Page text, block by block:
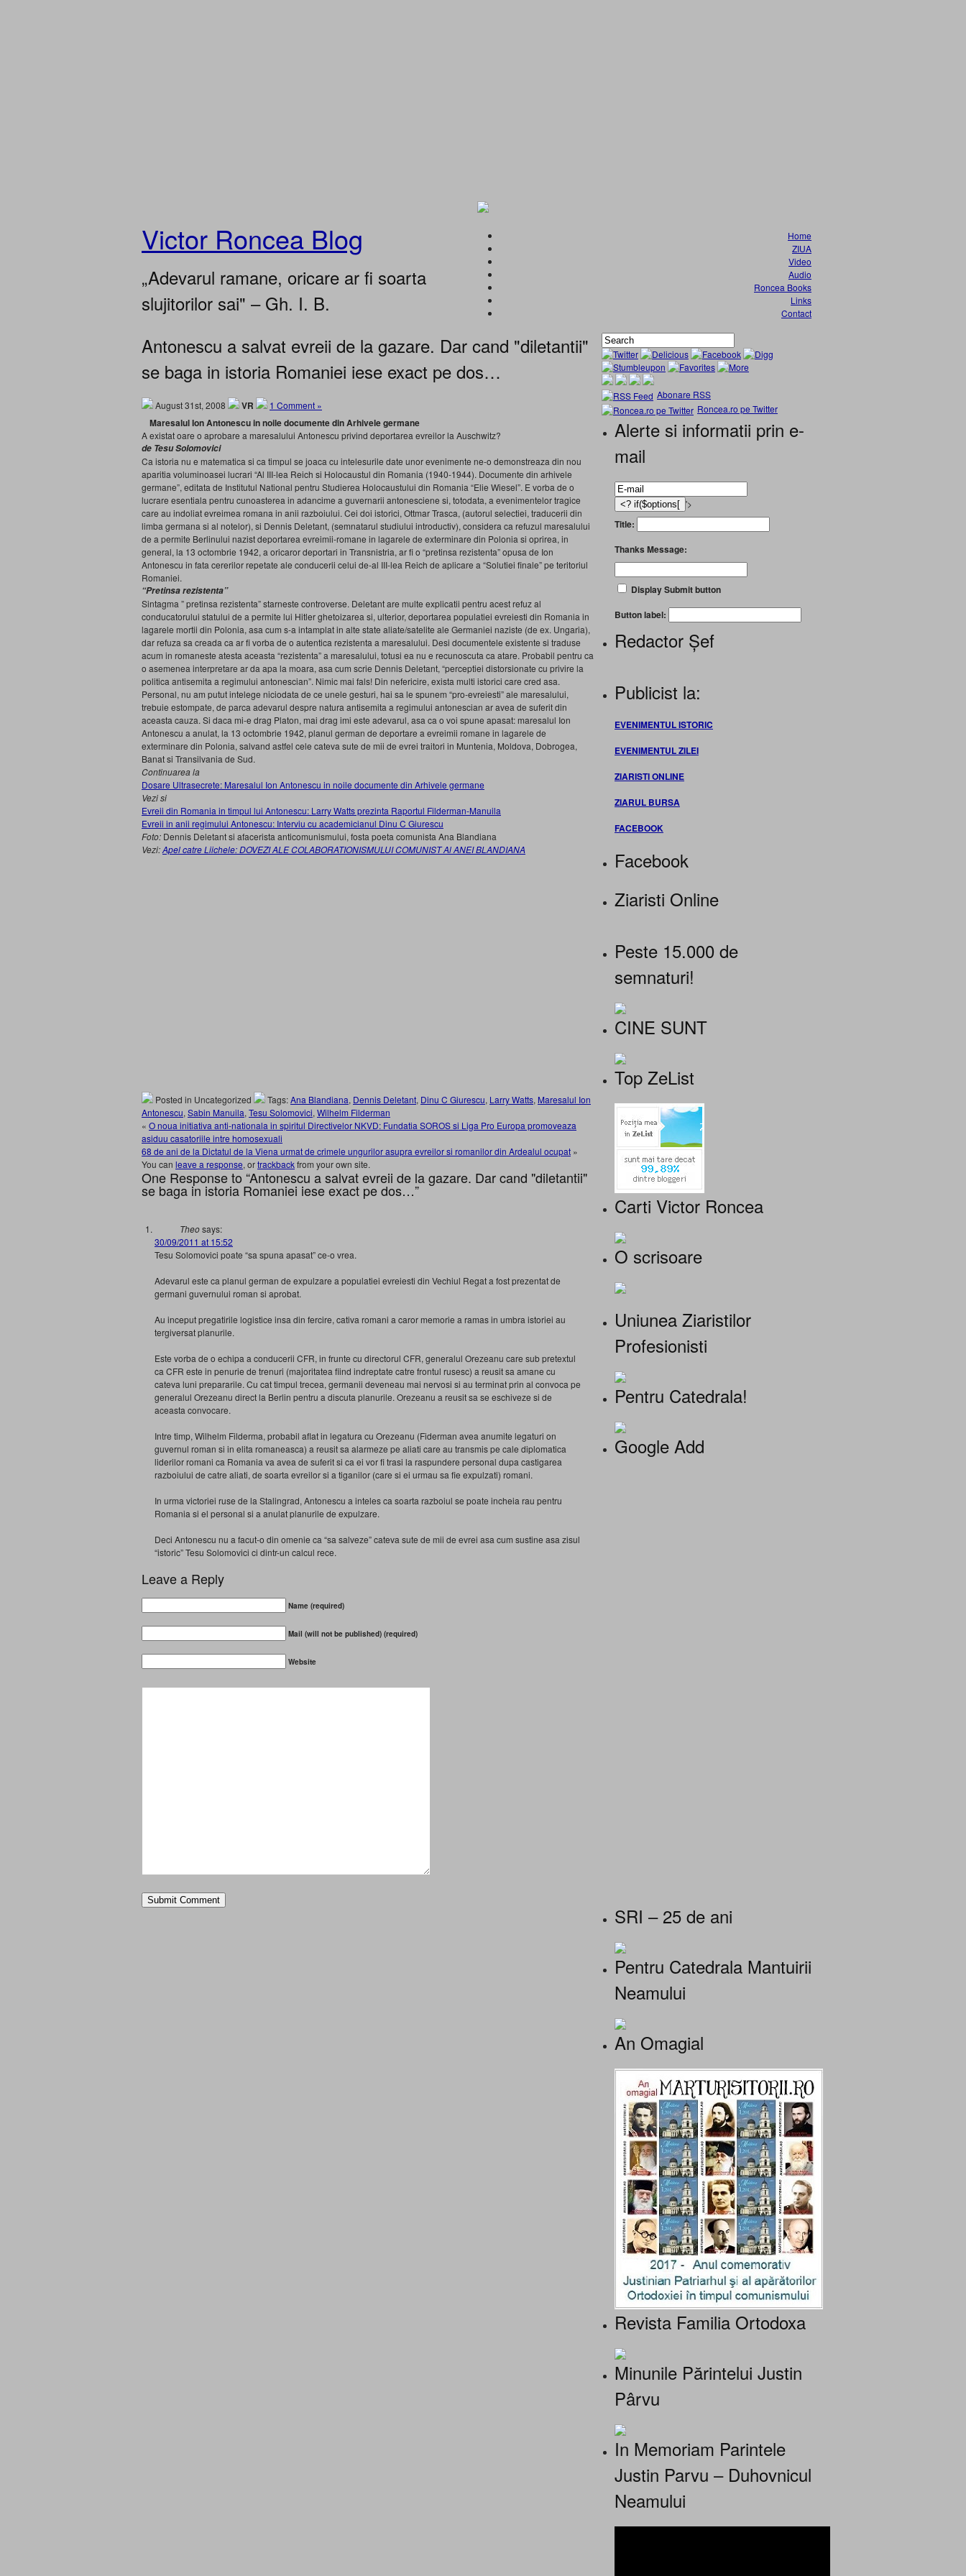
Victor Roncea Blog
„Adevarul ramane, oricare ar fi soarta
slujitorilor sai" – Gh. I. B.
Home
ZIUA
Video
Audio
Roncea Books
Links
Contact
Antonescu a salvat evreii de la gazare. Dar cand "diletantii"
se baga in istoria Romaniei iese exact pe dos…
August 31st, 2008 VR 1 Comment »
Maresalul Ion Antonescu in noile documente din Arhivele germane
A existat oare o aprobare a maresalului Antonescu privind deportarea evreilor la Auschwitz?
de Tesu Solomovici
Ca istoria nu e matematica si ca timpul se joaca cu intelesurile date unor evenimente ne-o demonstreaza din nou
aparitia voluminoasei lucrari “Al III-lea Reich si Holocaustul din Romania (1940-1944). Documente din arhivele
germane”, editata de Institutul National pentru Studierea Holocaustului din Romania “Elie Wiesel”. E vorba de o
lucrare esentiala pentru cunoasterea in adancime a guvernarii antonesciene si, totodata, a evenimentelor tragice
care au indoliat evreimea romana in anii razboiului. Cei doi istorici, Ottmar Trasca, (autorul selectiei, traducerii din
limba germana si al notelor), si Dennis Deletant, (semnatarul studiului introductiv), considera ca refuzul maresalului
de a permite Berlinului nazist deportarea evreimii-romane in lagarele de exterminare din Polonia si oprirea, in
general, la 13 octombrie 1942, a oricaror deportari in Transnistria, ar fi o “pretinsa rezistenta” opusa de Ion
Antonescu in fata cererilor repetate ale conducerii celui de-al III-lea Reich de aplicare a “Solutiei finale” pe teritoriul
Romaniei.
“Pretinsa rezistenta”
Sintagma ” pretinsa rezistenta” starneste controverse. Deletant are multe explicatii pentru acest refuz al
conducatorului statului de a permite lui Hitler ghetoizarea si, ulterior, deportarea populatiei evreiesti din Romania in
lagarele mortii din Polonia, asa cum s-a intamplat in alte state aliate/satelite ale Germaniei naziste (de ex. Ungaria),
dar refuza sa creada ca ar fi vorba de o autentica rezistenta a maresalului. Desi documentele existente si traduse
acum in romaneste atesta aceasta “rezistenta” a maresalului, totusi ea nu e recunoscuta ca atare. Probabil pentru ca
o asemenea interpretare ar da apa la moara, asa cum scrie Dennis Deletant, “perceptiei distorsionate cu privire la
politica antisemita a regimului antonescian”. Nimic mai fals! Din nefericire, exista multi istorici care cred asa.
Personal, nu am putut intelege niciodata de ce unele gesturi, hai sa le spunem “pro-evreiesti” ale maresalului,
trebuie estompate, de parca adevarul despre natura antisemita a regimului antonescian ar avea de suferit din
aceasta cauza. Si daca mi-e drag Platon, mai drag imi este adevarul, asa ca o voi spune apasat: maresalul Ion
Antonescu a anulat, la 13 octombrie 1942, planul german de deportare a evreimii romane in lagarele de
exterminare din Polonia, salvand astfel cele cateva sute de mii de evrei traitori in Muntenia, Moldova, Dobrogea,
Banat si Transilvania de Sud.
Continuarea la
Dosare Ultrasecrete: Maresalul Ion Antonescu in noile documente din Arhivele germane
Vezi si
Evreii din Romania in timpul lui Antonescu: Larry Watts prezinta Raportul Filderman-Manuila
Evreii in anii regimului Antonescu: Interviu cu academicianul Dinu C Giurescu
Foto: Dennis Deletant si afacerista anticomunismului, fosta poeta comunista Ana Blandiana
Vezi:Apel catre Liichele: DOVEZI ALE COLABORATIONISMULUI COMUNIST Al ANEI BLANDIANA
Posted in Uncategorized Tags:Ana Blandiana, Dennis Deletant, Dinu C Giurescu, Larry Watts, Maresalul Ion
Antonescu, Sabin Manuila, Tesu Solomovici, Wilhelm Filderman
« O noua initiativa anti-nationala in spiritul Directivelor NKVD: Fundatia SOROS si Liga Pro Europa promoveaza
asiduu casatoriile intre homosexuali
68 de ani de la Dictatul de la Viena urmat de crimele ungurilor asupra evreilor si romanilor din Ardealul ocupat »
You can leave a response, ortrackbackfrom your own site.
One Response to “Antonescu a salvat evreii de la gazare. Dar cand "diletantii"
se baga in istoria Romaniei iese exact pe dos…”
Theosays:
30/09/2011 at 15:52
Tesu Solomovici poate “sa spuna apasat” ce-o vrea.
Adevarul este ca planul german de expulzare a populatiei evreiesti din Vechiul Regat a fost prezentat de
germani guvernului roman si aprobat.
Au inceput pregatirile logistice insa din fercire, cativa romani a caror memorie a ramas in umbra istoriei au
tergiversat planurile.
Este vorba de o echipa a conducerii CFR, in frunte cu directorul CFR, generalul Orezeanu care sub pretextul
ca CFR este in penurie de trenuri (majoritatea fiind indreptate catre frontul rusesc) a reusit sa amane cu
cateva luni prepararile. Cu cat timpul trecea, germanii deveneau mai nervosi si au terminat prin al convoca pe
generalul Orezeanu direct la Berlin pentru a discuta planurile. Orezeanu a reusit sa se eschiveze si de
aceasta convocare.
Intre timp, Wilhelm Filderma, probabil aflat in legatura cu Orezeanu (Fiderman avea anumite legaturi on
guvernul roman si in elita romaneasca) a reusit sa alarmeze pe aliati care au transmis pe cale diplomatica
liderilor romani ca Romania va avea de suferit si ca ei vor fi trasi la raspundere personal dupa castigarea
razboiului de catre aliati, de soarta evreilor si a tiganilor (care si ei urmau sa fie expulzati) romani.
In urma victoriei ruse de la Stalingrad, Antonescu a inteles ca soarta razboiul se poate incheia rau pentru
Romania si el personal si a anulat planurile de expulzare.
Deci Antonescu nu a facut-o din omenie ca “sa salveze” cateva sute de mii de evrei asa cum sustine asa zisul
“istoric” Tesu Solomovici ci dintr-un calcul rece.
Leave a Reply
Name (required)
Mail (will not be published) (required)
Website
Abonare RSS
Roncea.ro pe Twitter
Alerte si informatii prin e-
mail
'>
Title:
Thanks Message:
Display Submit button
Button label:
Redactor Șef
Publicist la:
EVENIMENTUL ISTORIC
EVENIMENTUL ZILEI
ZIARISTI ONLINE
ZIARUL BURSA
FACEBOOK
Facebook
Ziaristi Online
Peste 15.000 de
semnaturi!
CINE SUNT
Top ZeList
Carti Victor Roncea
O scrisoare
Uniunea Ziaristilor
Profesionisti
Pentru Catedrala!
Google Add
SRI – 25 de ani
Pentru Catedrala Mantuirii
Neamului
An Omagial
Revista Familia Ortodoxa
Minunile Părintelui Justin
Pârvu
In Memoriam Parintele
Justin Parvu – Duhovnicul
Neamului